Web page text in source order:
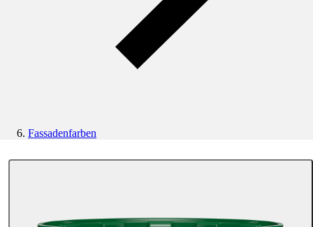
Fassadenfarben